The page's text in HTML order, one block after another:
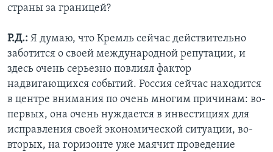
страны за границей?
Р.Д.: Я думаю, что Кремль сейчас действительно
заботится о своей международной репутации, и
здесь очень серьезно повлиял фактор
надвигающихся событий. Россия сейчас находится
в центре внимания по очень многим причинам: во-
первых, она очень нуждается в инвестициях для
исправления своей экономической ситуации, во-
вторых, на горизонте уже маячит проведение